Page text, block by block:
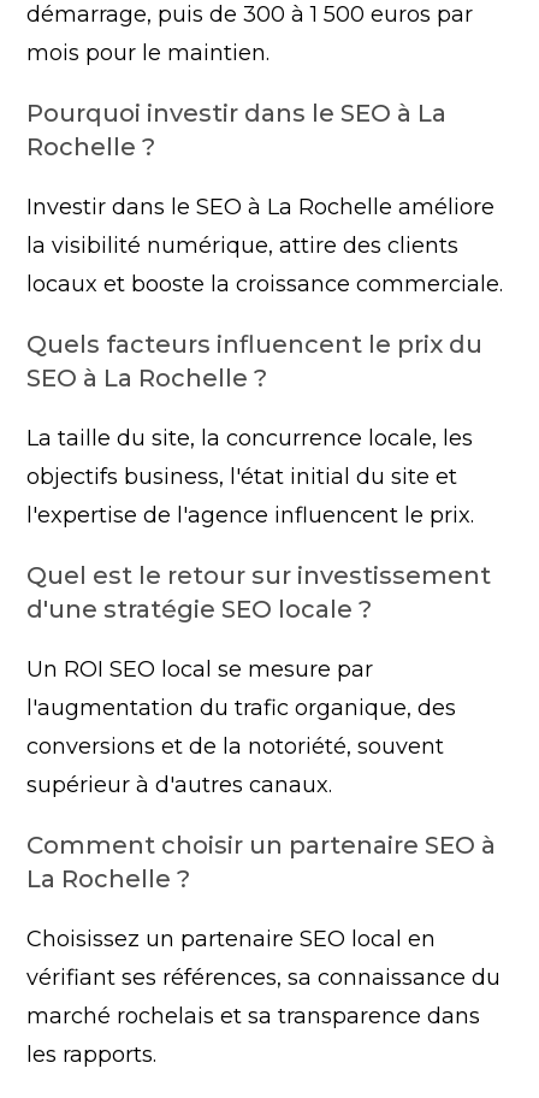
démarrage, puis de 300 à 1 500 euros par
mois pour le maintien.
Pourquoi investir dans le SEO à La
Rochelle ?
Investir dans le SEO à La Rochelle améliore
la visibilité numérique, attire des clients
locaux et booste la croissance commerciale.
Quels facteurs influencent le prix du
SEO à La Rochelle ?
La taille du site, la concurrence locale, les
objectifs business, l'état initial du site et
l'expertise de l'agence influencent le prix.
Quel est le retour sur investissement
d'une stratégie SEO locale ?
Un ROI SEO local se mesure par
l'augmentation du trafic organique, des
conversions et de la notoriété, souvent
supérieur à d'autres canaux.
Comment choisir un partenaire SEO à
La Rochelle ?
Choisissez un partenaire SEO local en
vérifiant ses références, sa connaissance du
marché rochelais et sa transparence dans
les rapports.